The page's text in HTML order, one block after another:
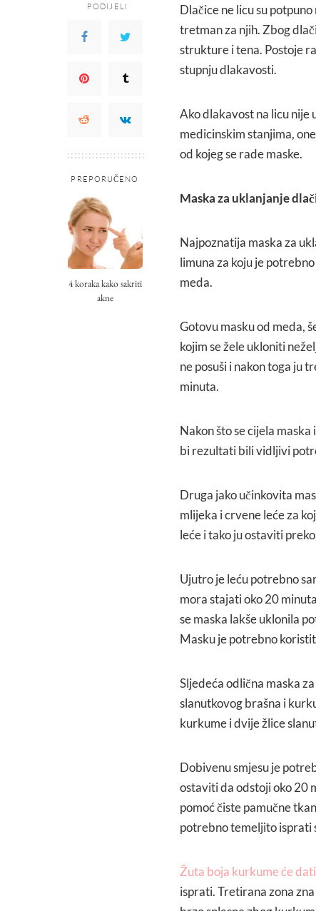
PODIJELI
PREPORUČENO
4 koraka kako sakriti
akne
Dlačice ne licu su
tretman za njih. Zbog
strukture i tena. Postoje
stupnju dlakavosti.
Ako dlakavost na licu nije
medicinskim stanjima,
od kojeg se rade maske.
Maska za uklanjanje
Najpoznatija maska za
limuna za koju je
meda.
Gotovu masku od meda,
kojim se žele ukloniti
ne posuši i nakon toga ju
minuta.
Nakon što se cijela
bi rezultati bili vidljivi
Druga jako učinkovita
mlijeka i crvene leće za
leće i tako ju ostaviti
Ujutro je leću potrebno
mora stajati oko 20
se maska lakše uklonila
Masku je potrebno
Sljedeća odlična maska
slanutkovog brašna i
kurkume i dvije žlice
Dobivenu smjesu je
ostaviti da odstoji oko 20
pomoć čiste pamučne
potrebno temeljito isprati
Žuta boja kurkume će
isprati. Tretirana zona